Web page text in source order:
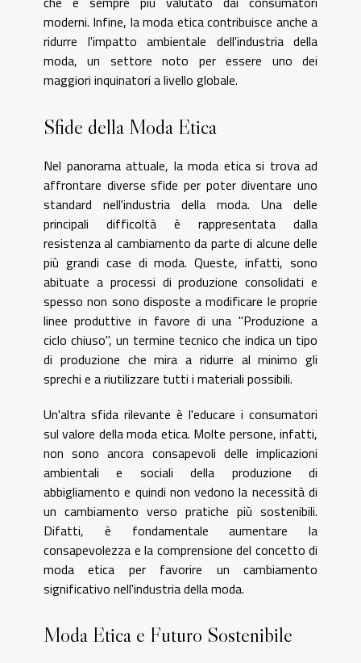
moderni. Infine, la moda etica contribuisce anche a
ridurre l'impatto ambientale dell'industria della
moda, un settore noto per essere uno dei
maggiori inquinatori a livello globale.
Sfide della Moda Etica
Nel panorama attuale, la moda etica si trova ad
affrontare diverse sfide per poter diventare uno
standard nell'industria della moda. Una delle
principali difficoltà è rappresentata dalla
resistenza al cambiamento da parte di alcune delle
più grandi case di moda. Queste, infatti, sono
abituate a processi di produzione consolidati e
spesso non sono disposte a modificare le proprie
linee produttive in favore di una "Produzione a
ciclo chiuso", un termine tecnico che indica un tipo
di produzione che mira a ridurre al minimo gli
sprechi e a riutilizzare tutti i materiali possibili.
Un'altra sfida rilevante è l'educare i consumatori
sul valore della moda etica. Molte persone, infatti,
non sono ancora consapevoli delle implicazioni
ambientali e sociali della produzione di
abbigliamento e quindi non vedono la necessità di
un cambiamento verso pratiche più sostenibili.
Difatti, è fondamentale aumentare la
consapevolezza e la comprensione del concetto di
moda etica per favorire un cambiamento
significativo nell'industria della moda.
Moda Etica e Futuro Sostenibile